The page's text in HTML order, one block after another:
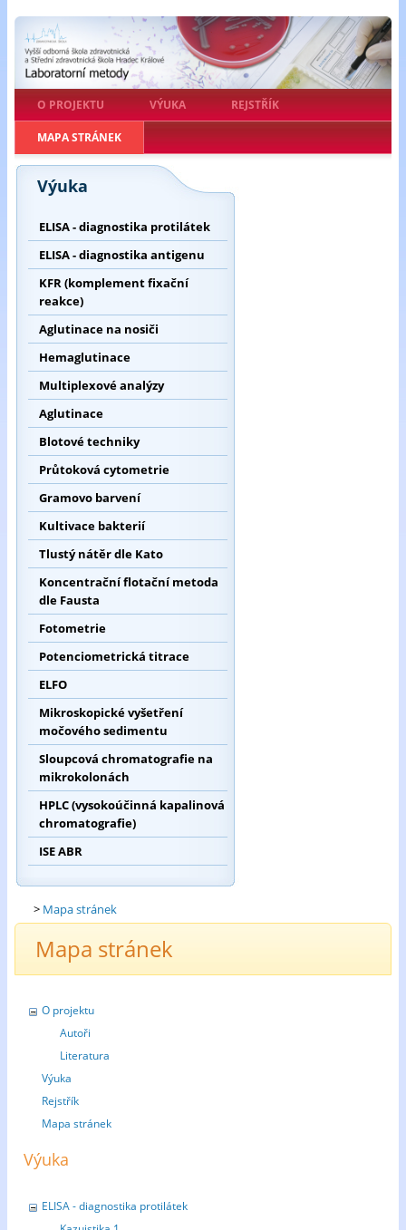
O PROJEKTU VÝUKA REJSTŘÍK
MAPA STRÁNEK
Výuka
ELISA - diagnostika protilátek
ELISA - diagnostika antigenu
KFR (komplement fixační
reakce)
Aglutinace na nosiči
Hemaglutinace
Multiplexové analýzy
Aglutinace
Blotové techniky
Průtoková cytometrie
Gramovo barvení
Kultivace bakterií
Tlustý nátěr dle Kato
Koncentrační flotační metoda
dle Fausta
Fotometrie
Potenciometrická titrace
ELFO
Mikroskopické vyšetření
močového sedimentu
Sloupcová chromatografie na
mikrokolonách
HPLC (vysokoúčinná kapalinová
chromatografie)
ISE ABR
> Mapa stránek
Mapa stránek
O projektu
Autoři
Literatura
Výuka
Rejstřík
Mapa stránek
Výuka
ELISA - diagnostika protilátek